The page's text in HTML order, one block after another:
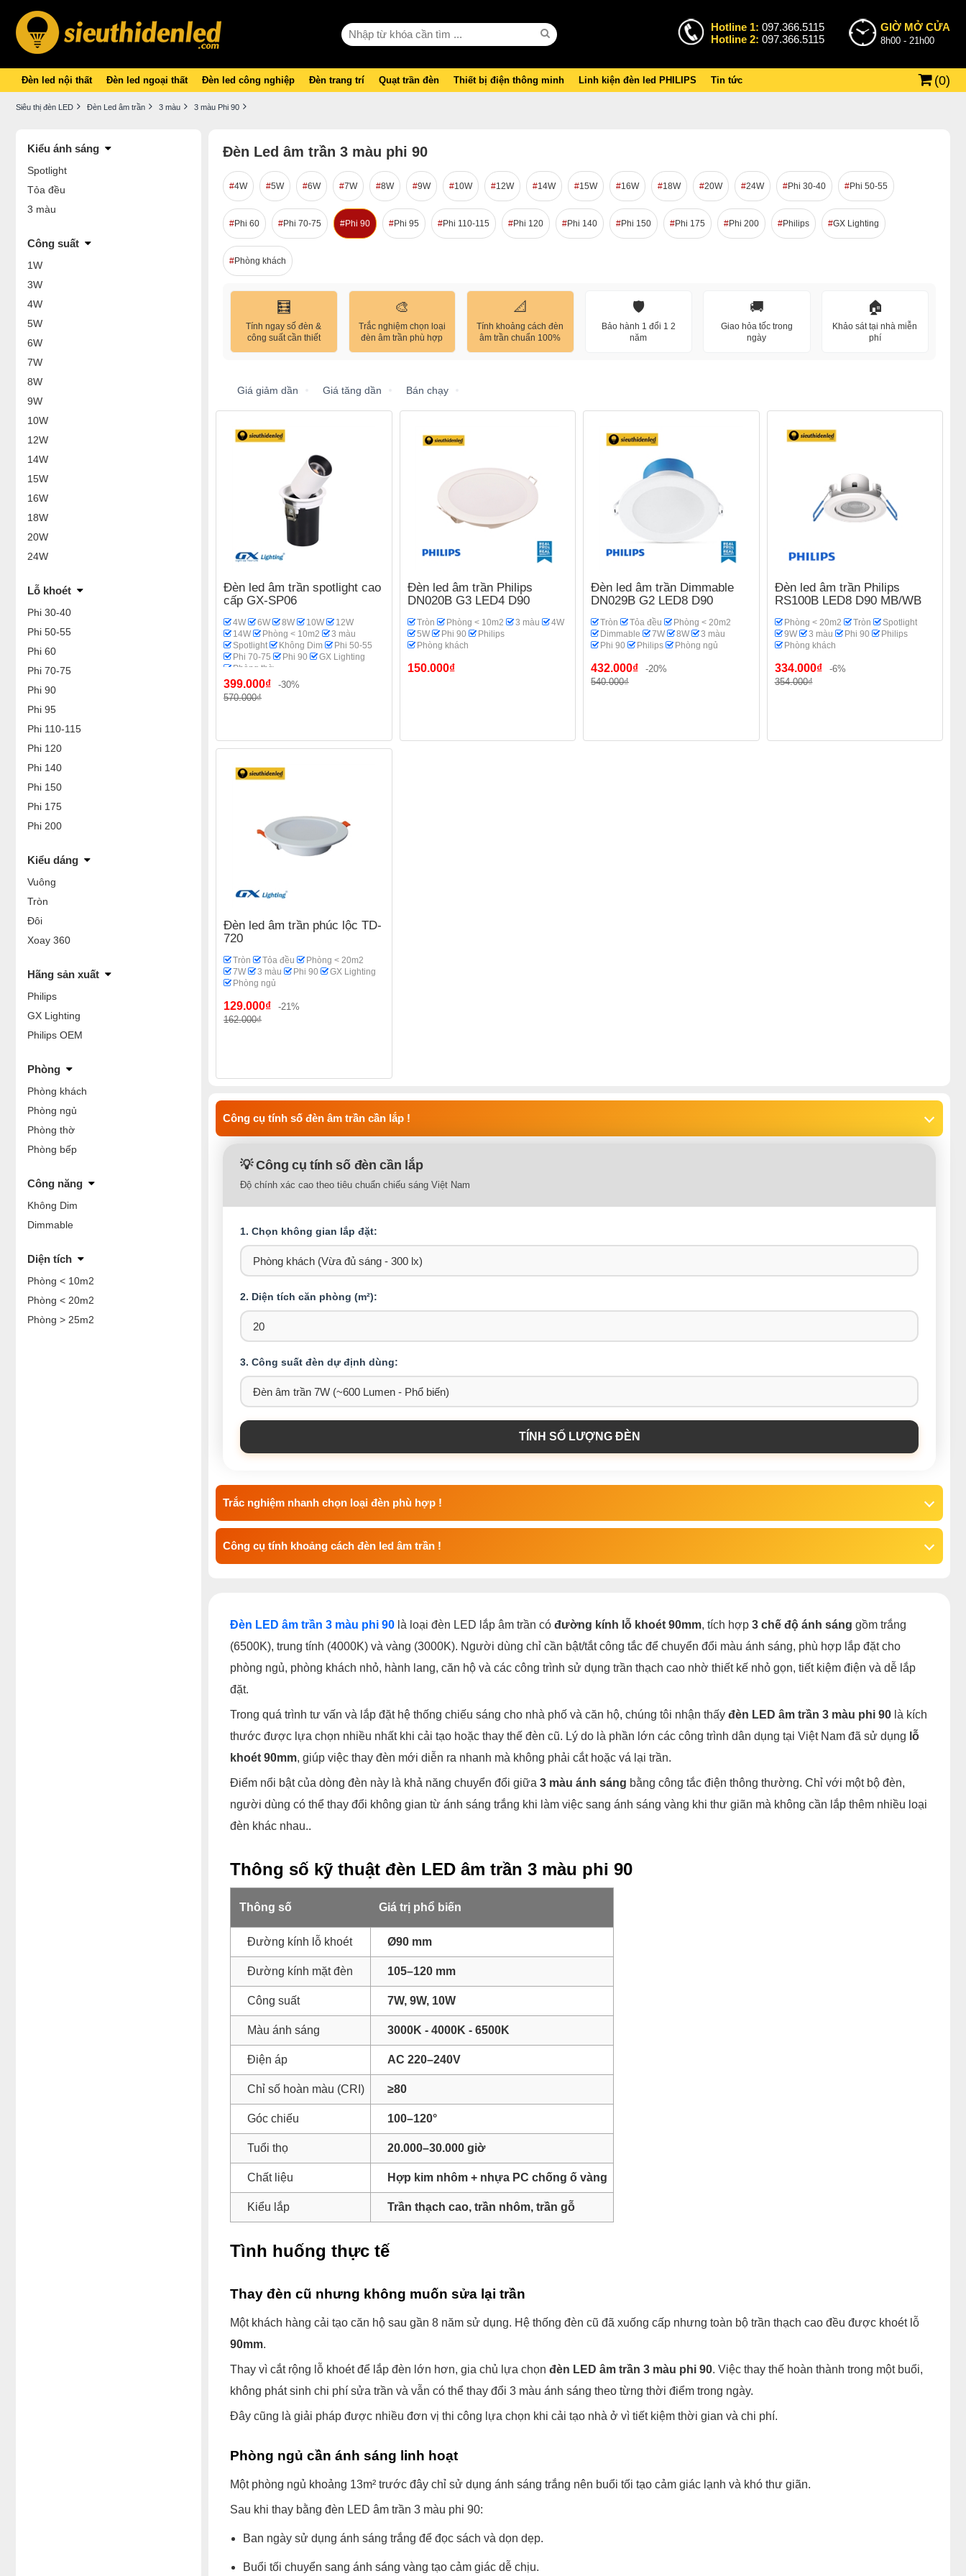
Hotline 1: 097.366.5115
Hotline 2: 097.366.5115
GIỜ MỞ CỬA
8h00 - 21h00
Đèn led nội thất Đèn led ngoại thất Đèn led công nghiệp Đèn trang trí Quạt trần đèn Thiết bị điện thông minh Linh kiện đèn led PHILIPS Tin tức (0)
Siêu thị đèn LED Đèn Led âm trần 3 màu 3 màu Phi 90
Kiểu ánh sáng
Spotlight
Tỏa đều
3 màu
Công suất
1W
3W
4W
5W
6W
7W
8W
9W
10W
12W
14W
15W
16W
18W
20W
24W
Lỗ khoét
Phi 30-40
Phi 50-55
Phi 60
Phi 70-75
Phi 90
Phi 95
Phi 110-115
Phi 120
Phi 140
Phi 150
Phi 175
Phi 200
Kiểu dáng
Vuông
Tròn
Đôi
Xoay 360
Hãng sản xuất
Philips
GX Lighting
Philips OEM
Phòng
Phòng khách
Phòng ngủ
Phòng thờ
Phòng bếp
Công năng
Không Dim
Dimmable
Diện tích
Phòng < 10m2
Phòng < 20m2
Phòng > 25m2
Đèn Led âm trần 3 màu phi 90
4W 5W 6W 7W 8W 9W 10W 12W 14W 15W 16W 18W 20W 24W Phi 30-40 Phi 50-55
Phi 60 Phi 70-75 Phi 90 Phi 95 Phi 110-115 Phi 120 Phi 140 Phi 150 Phi 175 Phi 200 Philips GX Lighting
Phòng khách
🧮
Tính ngay số đèn &
công suất cần thiết
🎨
Trắc nghiệm chọn loại
đèn âm trần phù hợp
📐
Tính khoảng cách đèn
âm trần chuẩn 100%
🛡️
Bảo hành 1 đổi 1 2
năm
🚚
Giao hỏa tốc trong
ngày
🏠
Khảo sát tại nhà miễn
phí
Giá giảm dần Giá tăng dần Bán chạy
Đèn led âm trần spotlight cao
cấp GX-SP06
4W 6W 8W 10W
12W
14W
Phòng < 10m2
3 màu
Spotlight
Không Dim
Phi 50-55
Phi 70-75
Phi 90
GX Lighting
Phòng thờ
399.000₫
-30%
570.000₫
Đèn led âm trần Philips
DN020B G3 LED4 D90
Tròn Phòng < 10m2 3 màu
4W
5W
Phi 90
Philips
Phòng khách
150.000₫
Đèn led âm trần Dimmable
DN029B G2 LED8 D90
Tròn Tỏa đều
Phòng < 20m2
Dimmable
7W 8W
3 màu
Phi 90
Philips Phòng ngủ
432.000₫
-20%
540.000₫
Đèn led âm trần Philips
RS100B LED8 D90 MB/WB
Phòng < 20m2 Tròn
Spotlight
9W
3 màu Phi 90
Philips
Phòng khách
334.000₫
-6%
354.000₫
Đèn led âm trần phúc lộc TD-
720
Tròn Tỏa đều
Phòng < 20m2
7W
3 màu Phi 90
GX Lighting
Phòng ngủ
129.000₫
-21%
162.000₫
Công cụ tính số đèn âm trần cần lắp !
💡 Công cụ tính số đèn cần lắp
Độ chính xác cao theo tiêu chuẩn chiếu sáng Việt Nam
1. Chọn không gian lắp đặt:
2. Diện tích căn phòng (m²):
3. Công suất đèn dự định dùng:
TÍNH SỐ LƯỢNG ĐÈN
Trắc nghiệm nhanh chọn loại đèn phù hợp !
Công cụ tính khoảng cách đèn led âm trần !
Đèn LED âm trần 3 màu phi 90 là loại đèn LED lắp âm trần có đường kính lỗ khoét 90mm, tích hợp 3 chế độ ánh sáng gồm trắng
(6500K), trung tính (4000K) và vàng (3000K). Người dùng chỉ cần bật/tắt công tắc để chuyển đổi màu ánh sáng, phù hợp lắp đặt cho
phòng ngủ, phòng khách nhỏ, hành lang, căn hộ và các công trình sử dụng trần thạch cao nhờ thiết kế nhỏ gọn, tiết kiệm điện và dễ lắp
đặt.
Trong quá trình tư vấn và lắp đặt hệ thống chiếu sáng cho nhà phố và căn hộ, chúng tôi nhận thấy đèn LED âm trần 3 màu phi 90 là kích
thước được lựa chọn nhiều nhất khi cải tạo hoặc thay thế đèn cũ. Lý do là phần lớn các công trình dân dụng tại Việt Nam đã sử dụng lỗ
khoét 90mm, giúp việc thay đèn mới diễn ra nhanh mà không phải cắt hoặc vá lại trần.
Điểm nổi bật của dòng đèn này là khả năng chuyển đổi giữa 3 màu ánh sáng bằng công tắc điện thông thường. Chỉ với một bộ đèn,
người dùng có thể thay đổi không gian từ ánh sáng trắng khi làm việc sang ánh sáng vàng khi thư giãn mà không cần lắp thêm nhiều loại
đèn khác nhau..
Thông số kỹ thuật đèn LED âm trần 3 màu phi 90
Thông số Giá trị phổ biến
Đường kính lỗ khoét Ø90 mm
Đường kính mặt đèn 105–120 mm
Công suất 7W, 9W, 10W
Màu ánh sáng 3000K - 4000K - 6500K
Điện áp AC 220–240V
Chỉ số hoàn màu (CRI) ≥80
Góc chiếu 100–120°
Tuổi thọ 20.000–30.000 giờ
Chất liệu Hợp kim nhôm + nhựa PC chống ố vàng
Kiểu lắp Trần thạch cao, trần nhôm, trần gỗ
Tình huống thực tế
Thay đèn cũ nhưng không muốn sửa lại trần
Một khách hàng cải tạo căn hộ sau gần 8 năm sử dụng. Hệ thống đèn cũ đã xuống cấp nhưng toàn bộ trần thạch cao đều được khoét lỗ
90mm.
Thay vì cắt rộng lỗ khoét để lắp đèn lớn hơn, gia chủ lựa chọn đèn LED âm trần 3 màu phi 90. Việc thay thế hoàn thành trong một buổi,
không phát sinh chi phí sửa trần và vẫn có thể thay đổi 3 màu ánh sáng theo từng thời điểm trong ngày.
Đây cũng là giải pháp được nhiều đơn vị thi công lựa chọn khi cải tạo nhà ở vì tiết kiệm thời gian và chi phí.
Phòng ngủ cần ánh sáng linh hoạt
Một phòng ngủ khoảng 13m² trước đây chỉ sử dụng ánh sáng trắng nên buổi tối tạo cảm giác lạnh và khó thư giãn.
Sau khi thay bằng đèn LED âm trần 3 màu phi 90:
Ban ngày sử dụng ánh sáng trắng để đọc sách và dọn dẹp.
Buổi tối chuyển sang ánh sáng vàng tạo cảm giác dễ chịu.